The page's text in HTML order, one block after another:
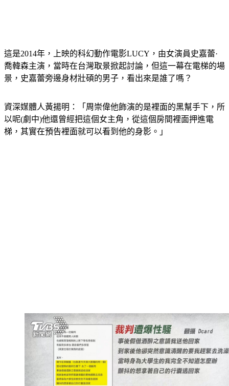
這是2014年，上映的科幻動作電影LUCY，由女演員史嘉蕾·
喬韓森主演，當時在台灣取景掀起討論，但這一幕在電梯的場
景，史嘉蕾旁邊身材壯碩的男子，看出來是誰了嗎？
資深媒體人黃揚明：「周崇偉他飾演的是裡面的黑幫手下，所
以呢(劇中)他還曾經把這個女主角，從這個房間裡面押進電
梯，其實在預告裡面就可以看到他的身影。」